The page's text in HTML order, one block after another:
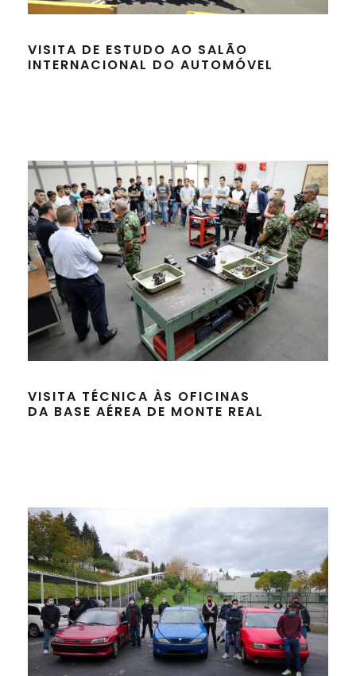
VISITA DE ESTUDO AO SALÃO
INTERNACIONAL DO AUTOMÓVEL
VISITA TÉCNICA ÀS OFICINAS
DA BASE AÉREA DE MONTE REAL